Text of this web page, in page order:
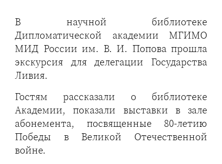
В научной библиотеке
Дипломатической академии МГИМО
МИД России им. В. И. Попова прошла
экскурсия для делегации Государства
Ливия.
Гостям рассказали о библиотеке
Академии, показали выставки в зале
абонемента, посвященные 80-летию
Победы в Великой Отечественной
войне.